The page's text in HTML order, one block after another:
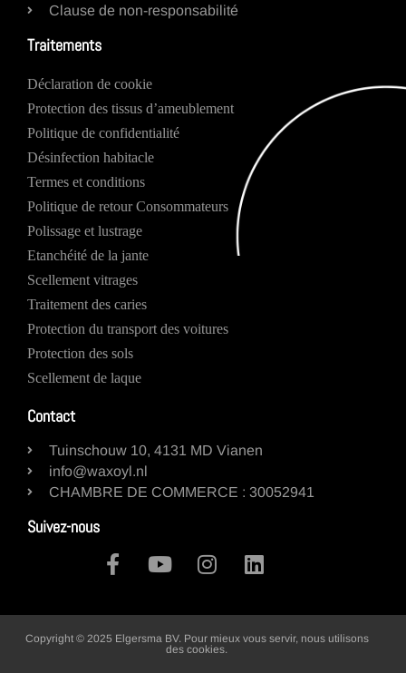
Clause de non-responsabilité
Traitements
Déclaration de cookie
Protection des tissus d’ameublement
Politique de confidentialité
Désinfection habitacle
Termes et conditions
Politique de retour Consommateurs
Polissage et lustrage
Etanchéité de la jante
Scellement vitrages
Traitement des caries
Protection du transport des voitures
Protection des sols
Scellement de laque
Contact
Tuinschouw 10, 4131 MD Vianen
info@waxoyl.nl
CHAMBRE DE COMMERCE : 30052941
Suivez-nous
Copyright © 2025 Elgersma BV. Pour mieux vous servir, nous utilisons
des cookies.